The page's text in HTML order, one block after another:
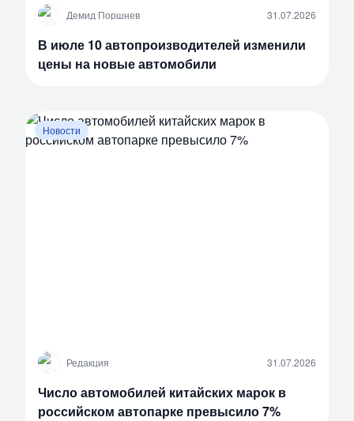
Д Демид Поршнев 31.07.2026
В июле 10 автопроизводителей изменили
цены на новые автомобили
Новости
Р Редакция 31.07.2026
Число автомобилей китайских марок в
российском автопарке превысило 7%